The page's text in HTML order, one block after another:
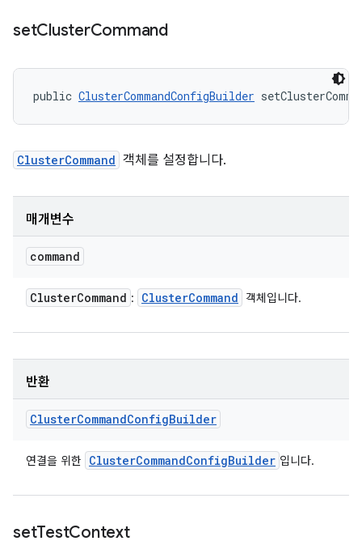
setClusterCommand
public ClusterCommandConfigBuilder
ClusterCommand 객체를 설정합니다.
매개변수
command
ClusterCommand : ClusterCommand 객체입니다.
반환
ClusterCommandConfigBuilder
연결을 위한 ClusterCommandConfigBuilder 입니다.
setTestContext